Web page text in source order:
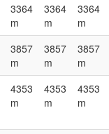
3364
m
3364
m
3364
m
3857
m
3857
m
3857
m
4353
m
4353
m
4353
m